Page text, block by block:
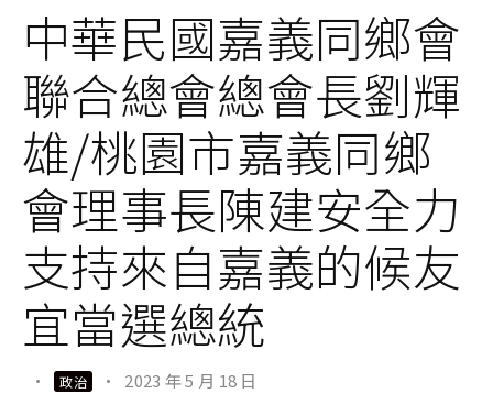
中華民國嘉義同鄉會
聯合總會總會長劉輝
雄/桃園市嘉義同鄉
會理事長陳建安全力
支持來自嘉義的候友
宜當選總統
· 政治 · 2023 年 5 月 18 日